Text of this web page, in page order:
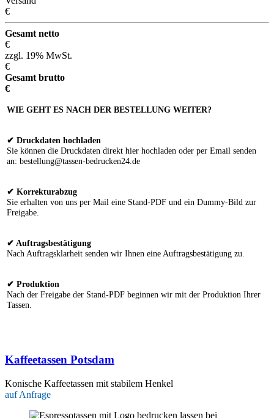
€
Gesamt netto
€
zzgl. 19% MwSt.
€
Gesamt brutto
€
WIE GEHT ES NACH DER BESTELLUNG WEITER?
✔ Druckdaten hochladen
Sie können die Druckdaten direkt hier hochladen oder per Email senden
an: bestellung@tassen-bedrucken24.de
✔ Korrekturabzug
Sie erhalten von uns per Mail eine Stand-PDF und ein Dummy-Bild zur
Freigabe.
✔ Auftragsbestätigung
Nach Auftragsklarheit senden wir Ihnen eine Auftragsbestätigung zu.
✔ Produktion
Nach der Freigabe der Stand-PDF beginnen wir mit der Produktion Ihrer
Tassen.
Kaffeetassen Potsdam
Konische Kaffeetassen mit stabilem Henkel
auf Anfrage